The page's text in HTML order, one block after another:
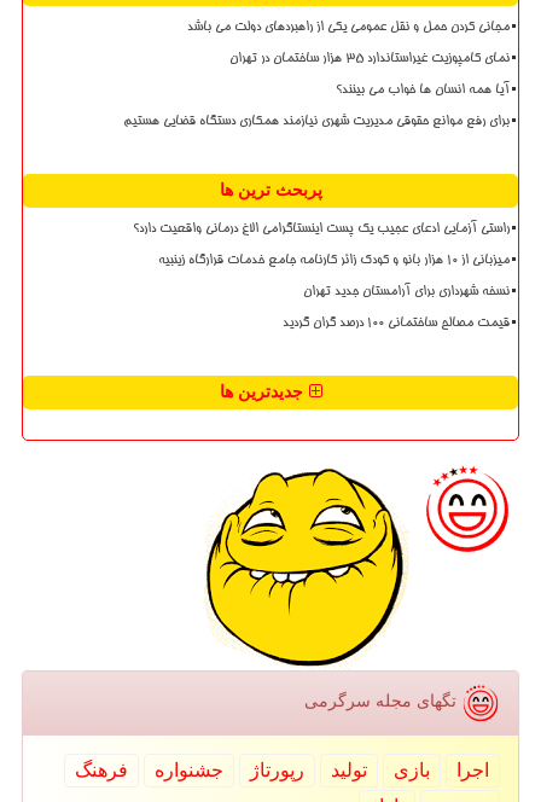
مجانی کردن حمل و نقل عمومی یکی از راهبردهای دولت می باشد
نمای کامپوزیت غیراستاندارد ۳۵ هزار ساختمان در تهران
آیا همه انسان ها خواب می بینند؟
برای رفع موانع حقوقی مدیریت شهری نیازمند همکاری دستگاه قضایی هستیم
پربحث ترین ها
راستی آزمایی ادعای عجیب یک پست اینستاگرامی الاغ درمانی واقعیت دارد؟
میزبانی از ۱۰ هزار بانو و کودک زائر کارنامه جامع خدمات قرارگاه زینبیه
نسخه شهرداری برای آرامستان جدید تهران
قیمت مصالح ساختمانی ۱۰۰ درصد گران گردید
جدیدترین ها
تگهای مجله سرگرمی
اجرا بازی تولید رپورتاژ جشنواره
فرهنگ